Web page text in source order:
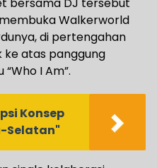
Walkerworld
di pertengahan
ke atas panggung
I Am”.
Konsep
Selatan"